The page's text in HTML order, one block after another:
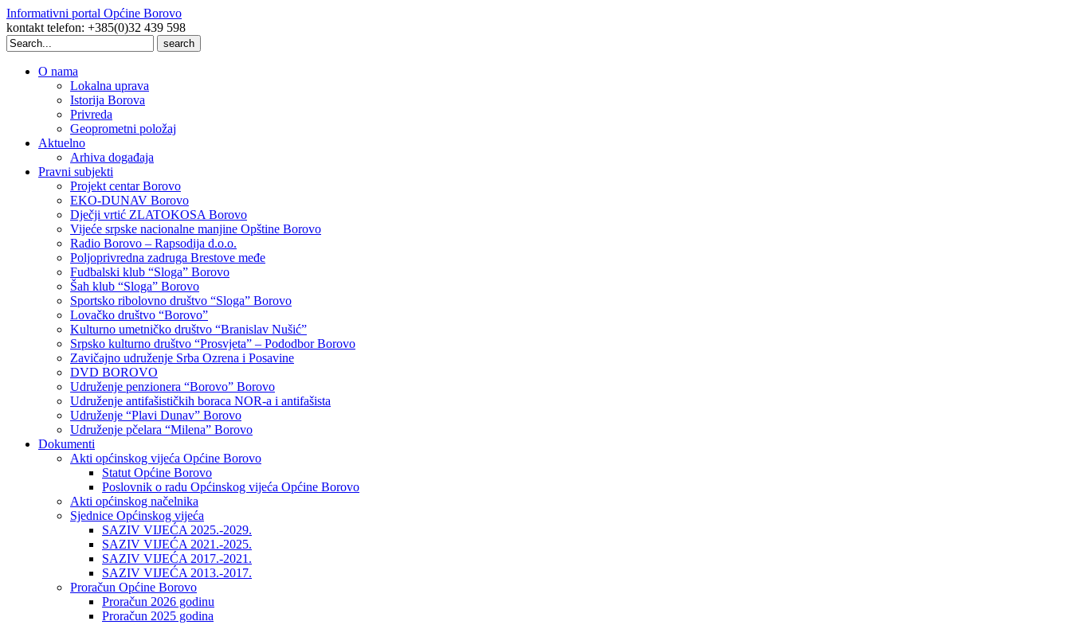
Informativni portal Općine Borovo
kontakt telefon: +385(0)32 439 598
Search
for:
O nama
Lokalna uprava
Istorija Borova
Privreda
Geoprometni položaj
Aktuelno
Arhiva događaja
Pravni subjekti
Projekt centar Borovo
EKO-DUNAV Borovo
Dječji vrtić ZLATOKOSA Borovo
Vijeće srpske nacionalne manjine Opštine Borovo
Radio Borovo – Rapsodija d.o.o.
Poljoprivredna zadruga Brestove međe
Fudbalski klub “Sloga” Borovo
Šah klub “Sloga” Borovo
Sportsko ribolovno društvo “Sloga” Borovo
Lovačko društvo “Borovo”
Kulturno umetničko društvo “Branislav Nušić”
Srpsko kulturno društvo “Prosvjeta” – Pododbor Borovo
Zavičajno udruženje Srba Ozrena i Posavine
DVD BOROVO
Udruženje penzionera “Borovo” Borovo
Udruženje antifašističkih boraca NOR-a i antifašista
Udruženje “Plavi Dunav” Borovo
Udruženje pčelara “Milena” Borovo
Dokumenti
Akti općinskog vijeća Općine Borovo
Statut Općine Borovo
Poslovnik o radu Općinskog vijeća Općine Borovo
Akti općinskog načelnika
Sjednice Općinskog vijeća
SAZIV VIJEĆA 2025.-2029.
SAZIV VIJEĆA 2021.-2025.
SAZIV VIJEĆA 2017.-2021.
SAZIV VIJEĆA 2013.-2017.
Proračun Općine Borovo
Proračun 2026 godinu
Proračun 2025 godina